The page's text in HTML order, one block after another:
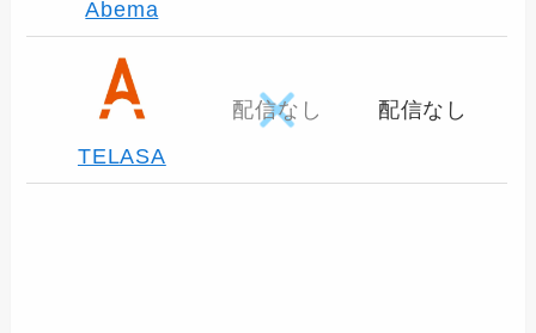
Abema
TELASA
配信なし 配信なし